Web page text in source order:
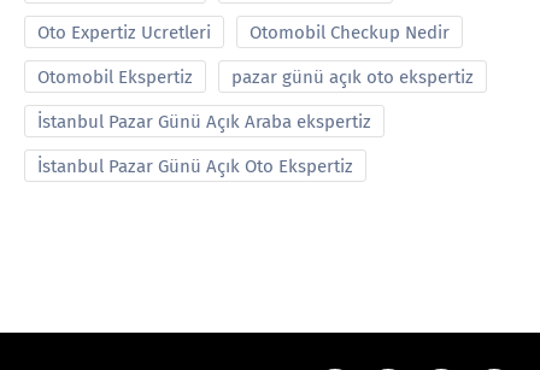
Oto Expertiz Ucretleri Otomobil Checkup Nedir
Otomobil Ekspertiz pazar günü açık oto ekspertiz
İstanbul Pazar Günü Açık Araba ekspertiz
İstanbul Pazar Günü Açık Oto Ekspertiz